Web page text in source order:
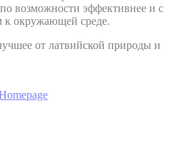
возможности эффективнее и с
к окружающей среде.
от латвийской природы и